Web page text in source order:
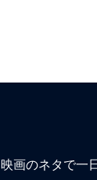
映画のネタで一